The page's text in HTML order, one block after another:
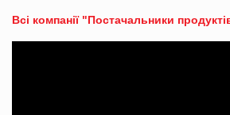
Всі компанії "Постачальники